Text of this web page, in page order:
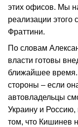
этих офисов. Мы
реализации этого
Фраттини.
По словам
власти готовы
ближайшее время.
стороны – если
автовладельцы
Украину и
том, что Кишинев